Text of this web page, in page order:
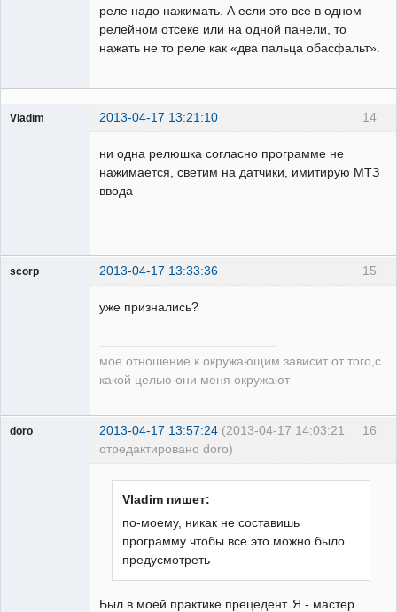
реле надо нажимать. А если это все в одном
релейном отсеке или на одной панели, то
нажать не то реле как «два пальца обасфальт».
14
Vladim 2013-04-17 13:21:10
ни одна релюшка согласно программе не
нажимается, светим на датчики, имитирую МТЗ
ввода
15
scorp 2013-04-17 13:33:36
уже признались?
мое отношение к окружающим зависит от того,с
какой целью они меня окружают
16
doro 2013-04-17 13:57:24 (2013-04-17 14:03:21
отредактировано doro)
Vladim пишет:
по-моему, никак не составишь
программу чтобы все это можно было
предусмотреть
Был в моей практике прецедент. Я - мастер